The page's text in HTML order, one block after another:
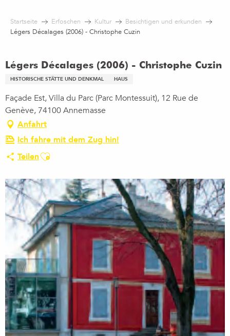
contenu
Startseite Erfoschen Kultur
Besichtigen und erkunden
Légers Décalages (2006) - Christophe Cuzin
Légers Décalages (2006) - Christophe Cuzin
HISTORISCHE STÄTTE UND DENKMAL HAUS
Façade Est, Villa du Parc (Parc Montessuit), 12 Rue de
Genève, 74100 Annemasse
Anfahrt
Ich fahre mit dem Zug hin!
TeilenAjouter aux favoris